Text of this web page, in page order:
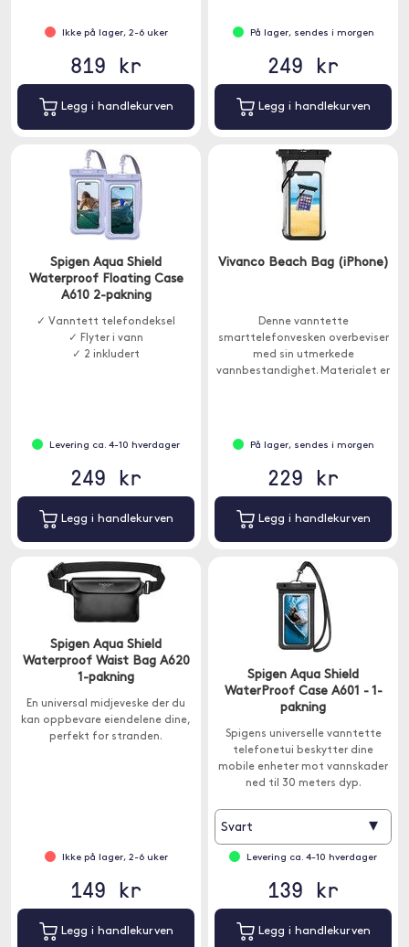
Ikke på lager, 2-6 uker
819 kr
Legg i handlekurven
På lager, sendes i morgen
249 kr
Legg i handlekurven
Spigen Aqua Shield
Waterproof Floating Case
A610 2-pakning
✓ Vanntett telefondeksel
✓ Flyter i vann
✓ 2 inkludert
Levering ca. 4-10 hverdager
249 kr
Legg i handlekurven
Vivanco Beach Bag (iPhone)
Denne vanntette
smarttelefonvesken overbeviser
med sin utmerkede
vannbestandighet. Materialet er
På lager, sendes i morgen
229 kr
Legg i handlekurven
Spigen Aqua Shield
Waterproof Waist Bag A620
1-pakning
En universal midjeveske der du
kan oppbevare eiendelene dine,
perfekt for stranden.
Ikke på lager, 2-6 uker
149 kr
Legg i handlekurven
Spigen Aqua Shield
WaterProof Case A601 - 1-
pakning
Spigens universelle vanntette
telefonetui beskytter dine
mobile enheter mot vannskader
ned til 30 meters dyp.
Svart ▾
Levering ca. 4-10 hverdager
139 kr
Legg i handlekurven